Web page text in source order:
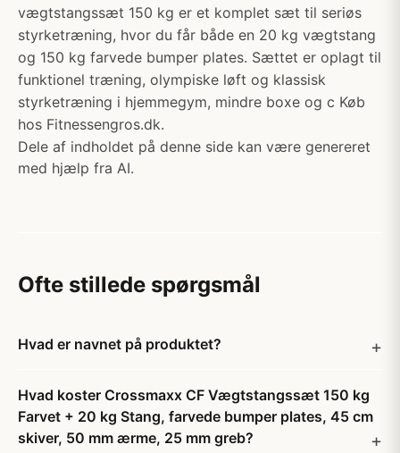
vægtstangssæt 150 kg er et komplet sæt til seriøs
styrketræning, hvor du får både en 20 kg vægtstang
og 150 kg farvede bumper plates. Sættet er oplagt til
funktionel træning, olympiske løft og klassisk
styrketræning i hjemmegym, mindre boxe og c Køb
hos Fitnessengros.dk.
Dele af indholdet på denne side kan være genereret
med hjælp fra AI.
Ofte stillede spørgsmål
Hvad er navnet på produktet?
Hvad koster Crossmaxx CF Vægtstangssæt 150 kg
Farvet + 20 kg Stang, farvede bumper plates, 45 cm
skiver, 50 mm ærme, 25 mm greb?